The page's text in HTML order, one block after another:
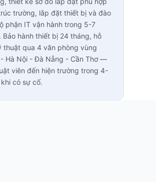
trường, lắp đặt thiết bị và đào
phận IT vận hành trong 5-7
Bảo hành thiết bị 24 tháng, hỗ
thuật qua 4 văn phòng vùng
- Hà Nội - Đà Nẵng - Cần Thơ —
viên đến hiện trường trong 4-
có sự cố.